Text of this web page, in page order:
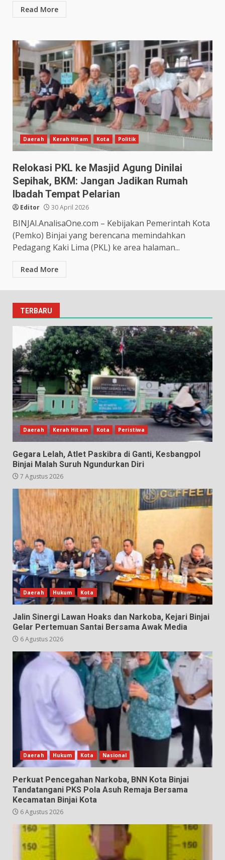
Read More
Daerah Kerah Hitam Kota Politik
Relokasi PKL ke Masjid Agung Dinilai
Sepihak, BKM: Jangan Jadikan Rumah
Ibadah Tempat Pelarian
Editor 30 April 2026
BINJAI.AnalisaOne.com – Kebijakan Pemerintah Kota
(Pemko) Binjai yang berencana memindahkan
Pedagang Kaki Lima (PKL) ke area halaman...
Read More
TERBARU
Daerah Kerah Hitam Kota Peristiwa
Gegara Lelah, Atlet Paskibra di Ganti, Kesbangpol
Binjai Malah Suruh Ngundurkan Diri
7 Agustus 2026
Daerah Hukum Kota
Jalin Sinergi Lawan Hoaks dan Narkoba, Kejari Binjai
Gelar Pertemuan Santai Bersama Awak Media
6 Agustus 2026
Daerah Hukum Kota Nasional
Perkuat Pencegahan Narkoba, BNN Kota Binjai
Tandatangani PKS Pola Asuh Remaja Bersama
Kecamatan Binjai Kota
6 Agustus 2026